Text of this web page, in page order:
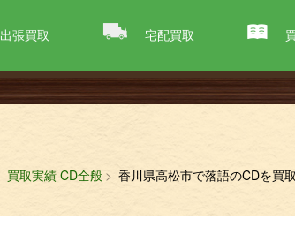
出張買取 宅配買取
買取実績 CD全般 香川県高松市で落語のCDを